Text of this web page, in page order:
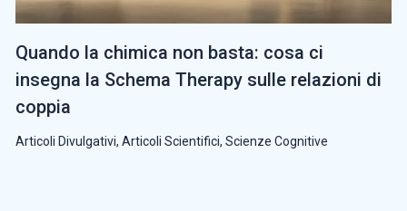
Quando la chimica non basta: cosa ci
insegna la Schema Therapy sulle relazioni di
coppia
Articoli Divulgativi, Articoli Scientifici, Scienze Cognitive